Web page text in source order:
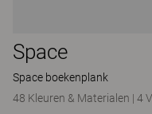
Space
Space boekenplank
48 Kleuren & Materialen | 4